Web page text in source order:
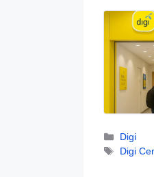
Digi
Tags
Digi